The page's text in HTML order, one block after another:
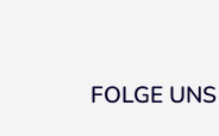
FOLGE